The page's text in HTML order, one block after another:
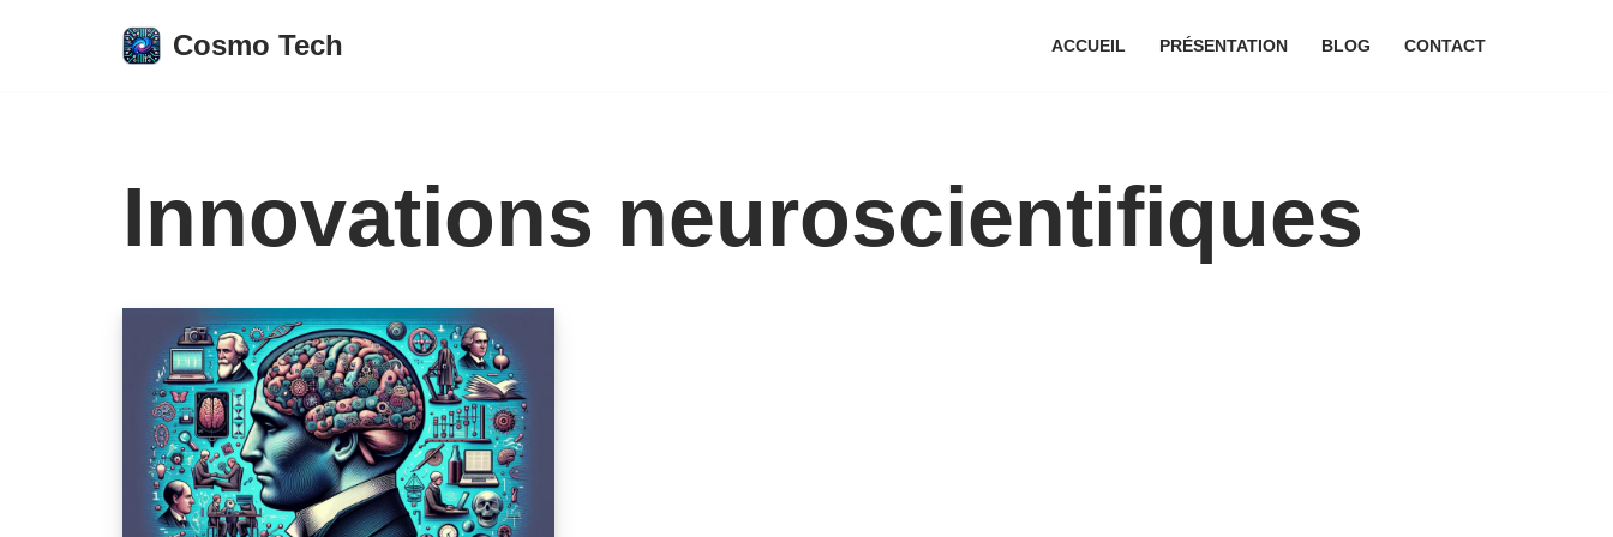
Cosmo Tech ACCUEIL PRÉSENTATION BLOG CONTACT
Innovations neuroscientifiques